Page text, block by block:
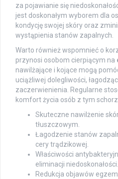
za pojawianie się
jest doskonałym wyborem dla
kondycję swojej skóry oraz
wystąpienia stanów zapalnych.
Warto również wspomnieć o
przynosi osobom cierpiącym na
nawilżające i kojące mogą
uciążliwej dolegliwości,
zaczerwienienia. Regularne
komfort życia osób z tym
Skuteczne nawilżenie
tłuszczowym.
Łagodzenie stanów
cery trądzikowej.
Właściwości
eliminacji niedoskonałości.
Redukcja objawów